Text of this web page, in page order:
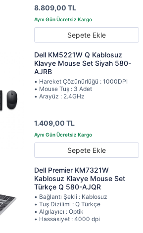
8.809,00 TL
Sepete Ekle
Dell KM5221W Q Kablosuz
Klavye Mouse Set Siyah 580-
AJRB
• Hareket Çözünürlüğü : 1000DPI
• Mouse Tuş : 3 Adet
• Arayüz : 2.4GHz
1.409,00 TL
Sepete Ekle
Dell Premier KM7321W
Kablosuz Klavye Mouse Set
Türkçe Q 580-AJQR
• Bağlantı Şekli : Kablosuz
• Tuş Dizilimi : Q Türkçe
• Algılayıcı : Optik
• Hassasiyet : 4000 dpi